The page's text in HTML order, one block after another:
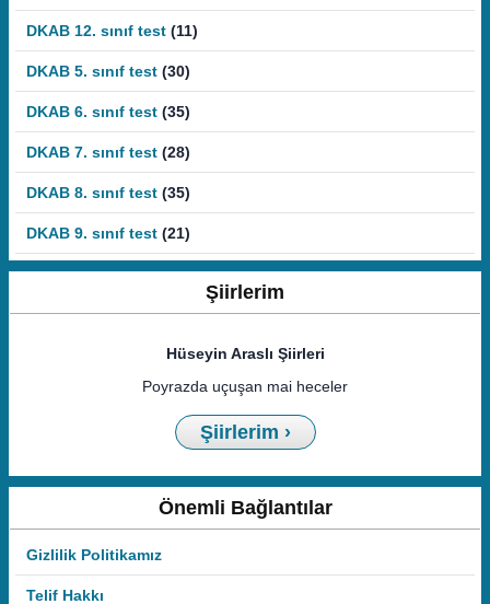
DKAB 12. sınıf test (11)
DKAB 5. sınıf test (30)
DKAB 6. sınıf test (35)
DKAB 7. sınıf test (28)
DKAB 8. sınıf test (35)
DKAB 9. sınıf test (21)
Şiirlerim
Hüseyin Araslı Şiirleri
Poyrazda uçuşan mai heceler
Şiirlerim ›
Önemli Bağlantılar
Gizlilik Politikamız
Telif Hakkı